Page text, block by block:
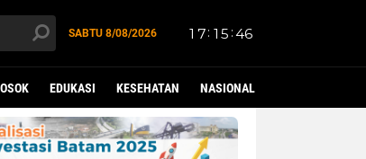
SABTU 8/08/2026
EDUKASI KESEHATAN NASIONAL